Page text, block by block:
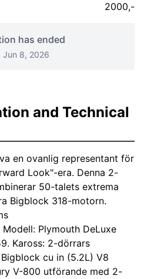
2000,-
has ended
Jun 8, 2026
and Technical
en ovanlig representant för
Look"-era. Denna 2-
50-talets extrema
Bigblock 318-motorn.
Plymouth DeLuxe
Kaross: 2-dörrars
cu in (5.2L) V8
V-800 utförande med 2-